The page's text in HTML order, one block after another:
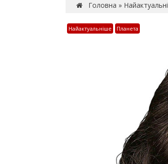
Головна »
Найактуальніше Планета